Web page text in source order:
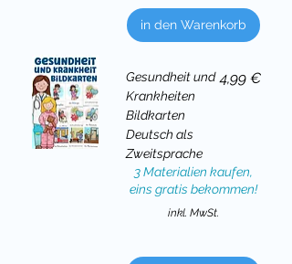
in den Warenkorb
Gesundheit und
Krankheiten
Bildkarten
Deutsch als
Zweitsprache
Preis
4,99 €
3 Materialien kaufen,
eins gratis bekommen!
inkl. MwSt.